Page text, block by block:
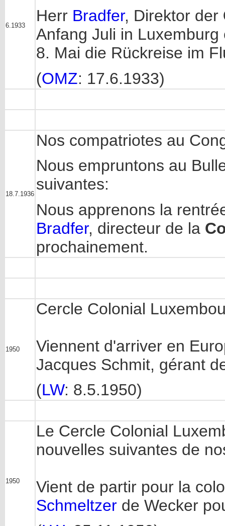
6.1933
Herr Bradfer, Direktor der
Anfang Juli in
8. Mai die Rückreise im
(OMZ: 17.6.1933)
18.7.1936
Nos compatriotes au
Nous empruntons au
suivantes:
Nous apprenons la
Bradfer, directeur de la
prochainement.
1950
Cercle Colonial
Viennent d'arriver en
Jacques Schmit, gérant
(LW: 8.5.1950)
1950
Le Cercle Colonial
nouvelles suivantes de
Vient de partir pour la
Schmeltzer de Wecker